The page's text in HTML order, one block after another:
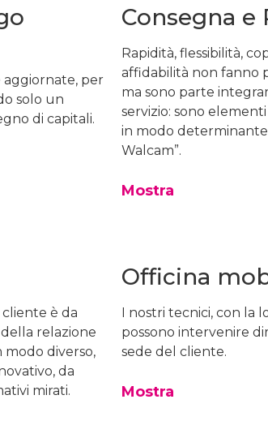
aggiornate, per
solo un
di capitali.
Consegna e
Rapidità, flessibilità,
affidabilità non fanno
ma sono parte
servizio: sono
in modo
Walcam”.
Mostra
è da
relazione
modo diverso,
da
mirati.
Officina
I nostri tecnici, con la
possono intervenire
sede del cliente.
Mostra